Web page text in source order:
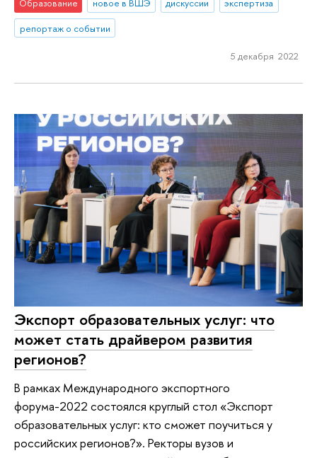
Образование новое в ВШЭ дискуссии
экспертиза
репортаж о событии
5 декабря 2022
Экспорт образовательных услуг: что
может стать драйвером развития
регионов?
В рамках Международного экспортного
форума-2022 состоялся круглый стол «Экспорт
образовательных услуг: кто сможет поучиться у
российских регионов?». Ректоры вузов и